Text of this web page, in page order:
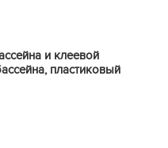
и клеевой
пластиковый